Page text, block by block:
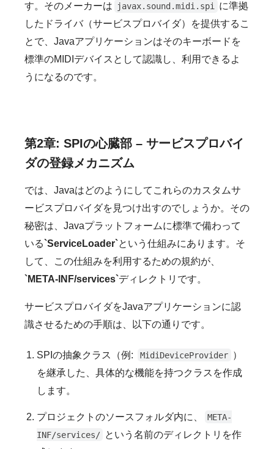
す。そのメーカーは
javax.sound.midi.spi に準拠
したドライバ（サービスプロバイダ）を提供するこ
とで、Javaアプリケーションはそのキーボードを
標準のMIDIデバイスとして認識し、利用できるよ
うになるのです。
第2章: SPIの心臓部 – サービスプロバイ
ダの登録メカニズム
では、Javaはどのようにしてこれらのカスタムサ
ービスプロバイダを見つけ出すのでしょうか。その
秘密は、Javaプラットフォームに標準で備わって
いる`ServiceLoader`という仕組みにあります。そ
して、この仕組みを利用するための規約が、
`META-INF/services`ディレクトリです。
サービスプロバイダをJavaアプリケーションに認
識させるための手順は、以下の通りです。
SPIの抽象クラス（例: MidiDeviceProvider ）
を継承した、具体的な機能を持つクラスを作成
します。
プロジェクトのソースフォルダ内に、
META-
INF/services/ という名前のディレクトリを作